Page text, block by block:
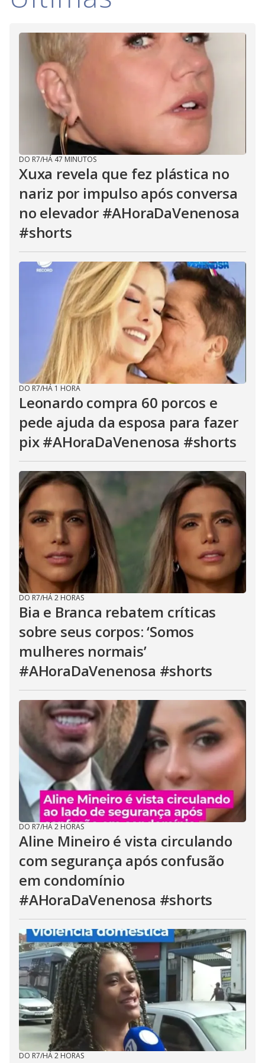
i
d
o
DO R7/HÁ 47 MINUTOS
Xuxa revela que fez plástica no
nariz por impulso após conversa
no elevador #AHoraDaVenenosa
#shorts
DO R7/HÁ 1 HORA
Leonardo compra 60 porcos e
pede ajuda da esposa para fazer
pix #AHoraDaVenenosa #shorts
DO R7/HÁ 2 HORAS
Bia e Branca rebatem críticas
sobre seus corpos: ‘Somos
mulheres normais’
#AHoraDaVenenosa #shorts
DO R7/HÁ 2 HORAS
Aline Mineiro é vista circulando
com segurança após confusão
em condomínio
#AHoraDaVenenosa #shorts
DO R7/HÁ 2 HORAS